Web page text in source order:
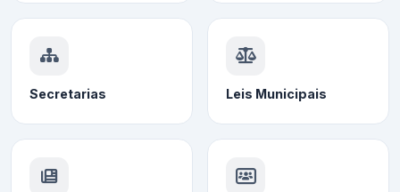
Secretarias Leis Municipais